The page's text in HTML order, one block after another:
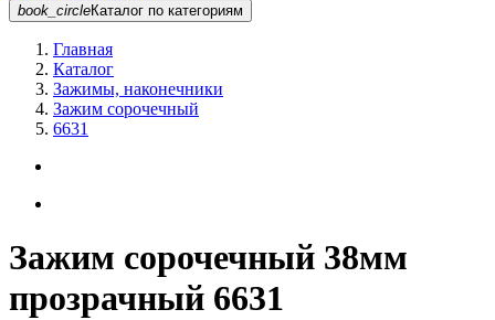
book_circleКаталог по категориям
Главная
Каталог
Зажимы, наконечники
Зажим сорочечный
6631
Зажим сорочечный 38мм
прозрачный 6631